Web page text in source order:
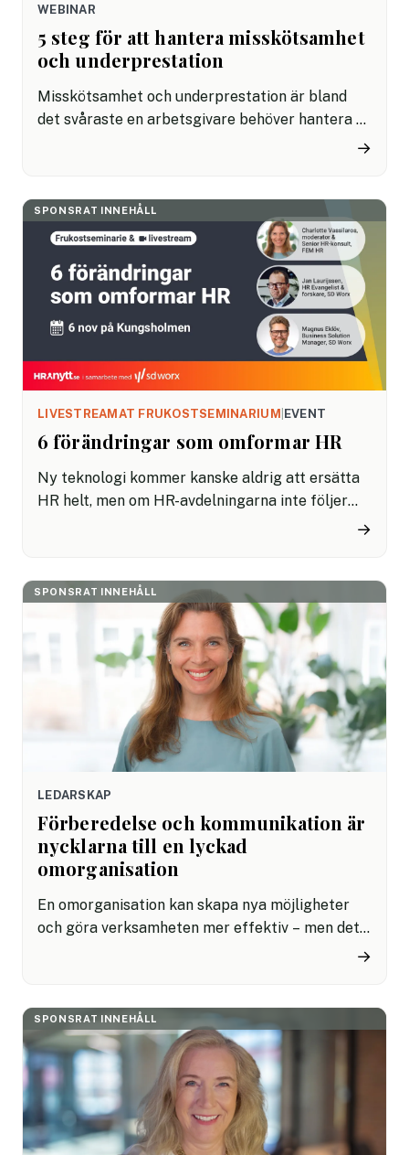
WEBINAR
5 steg för att hantera misskötsamhet
och underprestation
Misskötsamhet och underprestation är bland
det svåraste en arbetsgivare behöver hantera –
struktur, tydlighet och kommunikation går det
däremot att skapa en process som upplevs som
både professionell och rättvis, även när
situationen är känslig.
→
SPONSRAT INNEHÅLL
LIVESTREAMAT FRUKOSTSEMINARIUM EVENT
6 förändringar som omformar HR
Ny teknologi kommer kanske aldrig att ersätta
HR helt, men om HR-avdelningarna inte följer
avdelning ut egentligen? Vilka förändringar
behöver du hålla koll på och vilka är redan här?
→
SPONSRAT INNEHÅLL
LEDARSKAP
Förberedelse och kommunikation är
nycklarna till en lyckad
omorganisation
En omorganisation kan skapa nya möjligheter
och göra verksamheten mer effektiv – men det
är också en komplex process som påverkar både
kommunikation. Här är stegen som gör skillnad.
→
SPONSRAT INNEHÅLL